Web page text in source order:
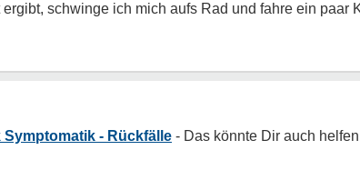
schwinge ich mich aufs Rad und fahre ein paar
- Rückfälle